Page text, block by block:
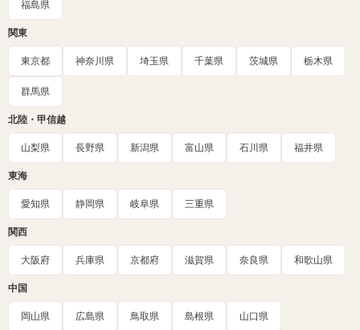
福島県
関東
東京都 神奈川県 埼玉県 千葉県 茨城県 栃木県
群馬県
北陸・甲信越
山梨県 長野県 新潟県 富山県 石川県 福井県
東海
愛知県 静岡県 岐阜県 三重県
関西
大阪府 兵庫県 京都府 滋賀県 奈良県 和歌山県
中国
岡山県 広島県 鳥取県 島根県 山口県